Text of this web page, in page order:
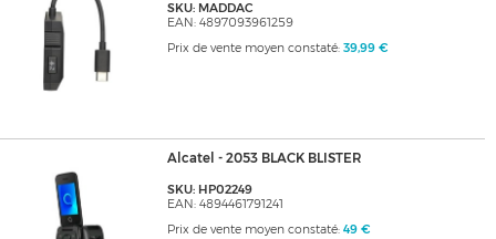
SKU: MADDAC
EAN: 4897093961259
Prix de vente moyen constaté: 39,99 €
Alcatel - 2053 BLACK BLISTER
SKU: HP02249
EAN: 4894461791241
Prix de vente moyen constaté: 49 €